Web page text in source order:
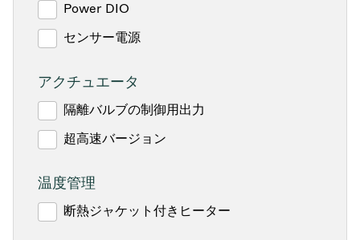
Power DIO
センサー電源
アクチュエータ
隔離バルブの制御用出力
超高速バージョン
温度管理
断熱ジャケット付きヒーター